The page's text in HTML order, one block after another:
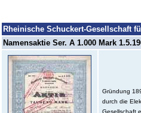
Rheinische Schuckert-Gesellschaft
Namensaktie Ser. A 1.000 Mark
Gründung
durch die
Gesellschaft